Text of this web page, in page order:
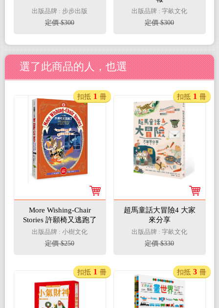
出版品牌 : 步步出版
定價 $300
出版品牌 : 字畝文化
定價 $300
選了此商品的人，也選
More Wishing-Chair
Stories 許願椅又逃跑了
【全英文學習版】：英
國孩童票選最受歡迎兒
童文學作家代表作(中小
願椅系列3（完結篇）
出版品牌 : 小樹文化
定價 $250
扣抵 1 冊
超馬童話大冒險4 大家
來分享
出版品牌 : 字畝文化
定價 $330
扣抵 1 冊
扣抵 1 冊 扣抵 3 冊